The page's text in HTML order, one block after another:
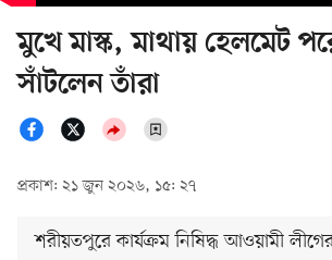
মুখে মাস্ক, মাথায় হেলমেট
সাঁটলেন তাঁরা
প্রকাশ: ২১ জুন ২০২৬, ১৫: ২৭
শরীয়তপুরে কার্যক্রম নিষিদ্ধ আওয়ামী